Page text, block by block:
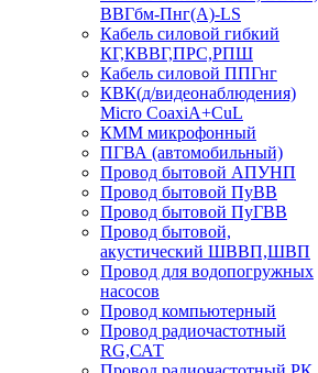
ВВГбм-Пнг(А)-LS
Кабель силовой гибкий
КГ,КВВГ,ПРС,РПШ
Кабель силовой ППГнг
КВК(д/видеонаблюдения)
Micro CoaxiA+CuL
КММ микрофонный
ПГВА (автомобильный)
Провод бытовой АПУНП
Провод бытовой ПуВВ
Провод бытовой ПуГВВ
Провод бытовой,
акустический ШВВП,ШВП
Провод для водопогружных
насосов
Провод компьютерный
Провод радиочастотный
RG,САТ